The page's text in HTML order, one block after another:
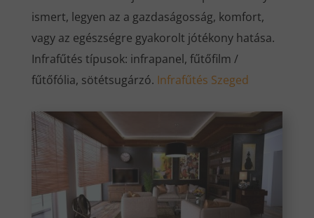
ismert, legyen az a gazdaságosság, komfort,
vagy az egészségre gyakorolt jótékony hatása.
Infrafűtés típusok: infrapanel, fűtőfilm /
fűtőfólia, sötétsugárzó. Infrafűtés Szeged